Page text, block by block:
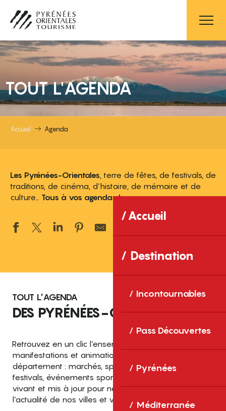
contenu
principal
Accueil
Destination
Incontournables
Pass Découvertes
Pyrénées
Méditerranée
TOUT L'AGENDA
Accueil Agenda
Les Pyrénées-Orientales , terre de fêtes, de festivals, de
traditions, de cinéma, d’histoire, de mémoire et de
culture… Tous à vos agendas !
TOUT L'AGENDA
DES PYRÉNÉES-ORIENTALES
Retrouvez en un clic l’ensemble des fêtes,
manifestations et animations recensées dans le
département : marchés, spectacles, expositions,
festivals, événements sportifs et culturels… un agenda
vivant et mis à jour pour ne rien manquer de
l’actualité de nos villes et villages.